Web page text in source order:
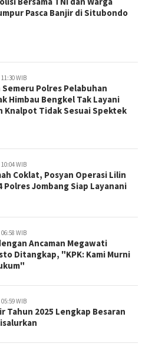
Pasca Banjir di Situbondo
WIB
Polres Pelabuhan
Himbau Bengkel Tak Layani
Knalpot Tidak Sesuai Spektek
WIB
Coklat, Posyan Operasi Lilin
Polres Jombang Siap Layanani
WIB
Ancaman Megawati
Ditangkap, "KPK: Kami Murni
WIB
Tahun 2025 Lengkap Besaran